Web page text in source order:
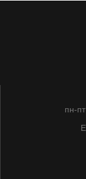
пн-